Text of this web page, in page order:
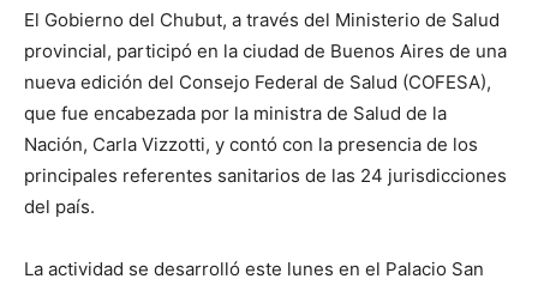
El Gobierno del Chubut, a través del Ministerio de Salud
provincial, participó en la ciudad de Buenos Aires de una
nueva edición del Consejo Federal de Salud (COFESA),
que fue encabezada por la ministra de Salud de la
Nación, Carla Vizzotti, y contó con la presencia de los
principales referentes sanitarios de las 24 jurisdicciones
del país.
La actividad se desarrolló este lunes en el Palacio San